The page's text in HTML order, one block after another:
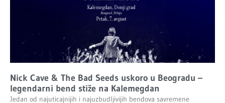
Nick Cave & The Bad Seeds uskoro u Beogradu –
legendarni bend stiže na Kalemegdan
Jedan od najuticajnijih i najuzbudljivijih bendova savremene